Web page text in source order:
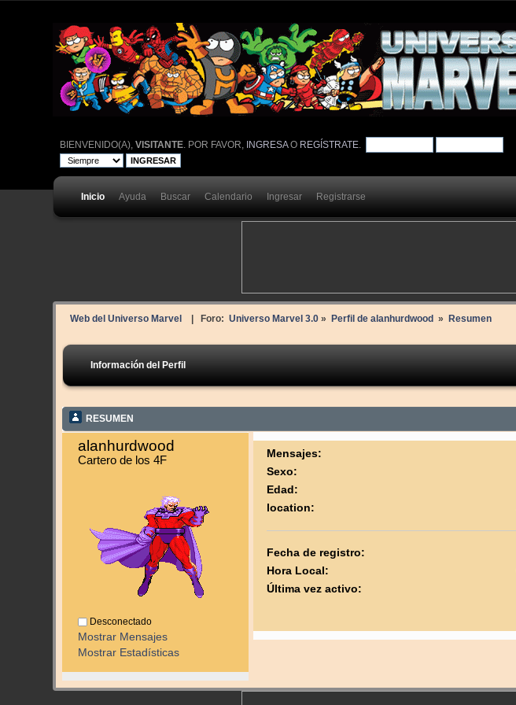
BIENVENIDO(A), VISITANTE. POR FAVOR, INGRESAO REGÍSTRATE.
Inicio Ayuda Buscar Calendario Ingresar Registrarse
Web del Universo Marvel | Foro: Universo Marvel 3.0» Perfil de alanhurdwood » Resumen
Información del Perfil
RESUMEN
alanhurdwood
Cartero de los 4F
Desconectado
Mostrar Mensajes
Mostrar Estadísticas
Mensajes:
Sexo:
Edad:
location:
Fecha de registro:
Hora Local:
Última vez activo: